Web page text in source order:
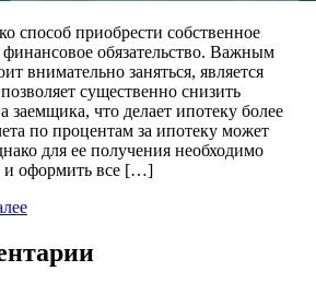
способ приобрести собственное
обязательство. Важным
внимательно заняться, является
существенно снизить
заемщика, что делает ипотеку более
по процентам за ипотеку может
для ее получения необходимо
и оформить все […]